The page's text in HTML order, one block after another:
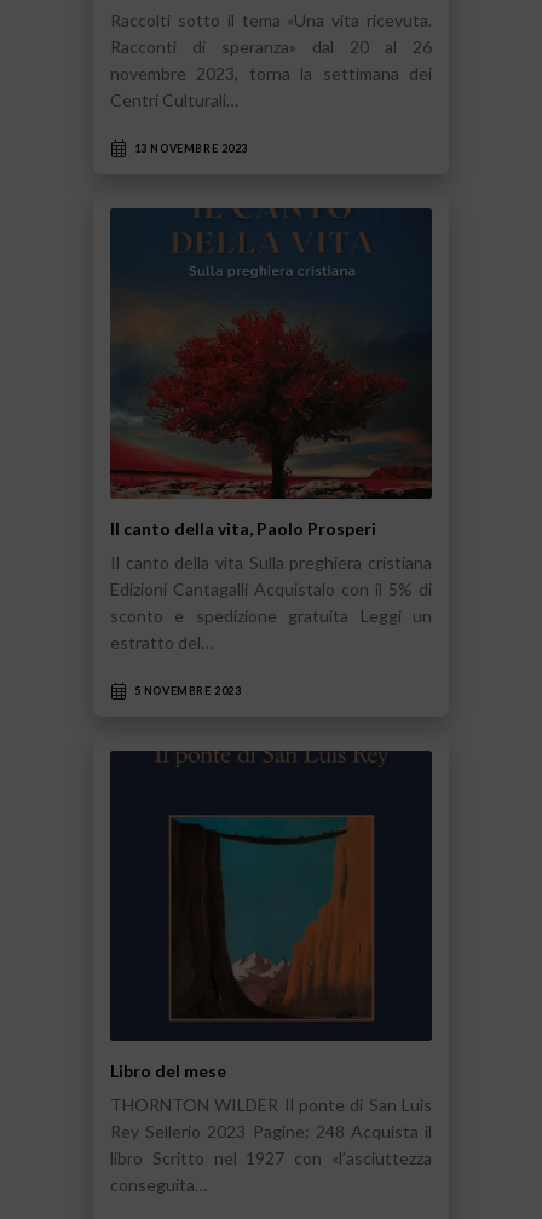
Raccolti sotto il tema «Una vita ricevuta.
Racconti di speranza» dal 20 al 26
novembre 2023, torna la settimana dei
Centri Culturali…
13 NOVEMBRE 2023
Il canto della vita, Paolo Prosperi
Il canto della vita Sulla preghiera cristiana
Edizioni Cantagalli Acquistalo con il 5% di
sconto e spedizione gratuita Leggi un
estratto del…
5 NOVEMBRE 2023
Libro del mese
THORNTON WILDER Il ponte di San Luis
Rey Sellerio 2023 Pagine: 248 Acquista il
libro Scritto nel 1927 con «l’asciuttezza
conseguita…